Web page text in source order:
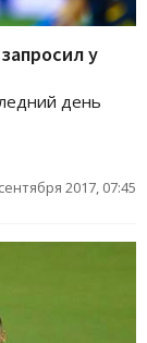
у
день
2017, 07:45